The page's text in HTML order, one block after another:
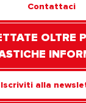
Contattaci
OLTRE
Iscriviti alla